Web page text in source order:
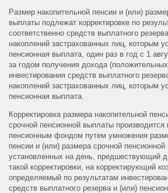
Размер накопительной пенсии и (или)
выплаты подлежат корректировке по
соответственно средств выплатного
накоплений застрахованных лиц, которым
пенсионная выплата, один раз в год с 1
за годом получения дохода (положительных
инвестирования средств выплатного
накоплений застрахованных лиц, которым
пенсионная выплата.
Корректировка размера накопительной
срочной пенсионной выплаты производится
пенсионным фондом путем умножения
пенсии и (или) размера срочной пенсионной
установленных на день, предшествующий
такой корректировки, на корректирующий
определяемый по результатам
средств выплатного резерва и (или)